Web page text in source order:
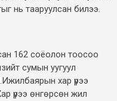
нь тааруулсан билээ.
162 соёолон тоосоо
сумын уугуул
хар үрээ
үрээ өнгөрсөн жил